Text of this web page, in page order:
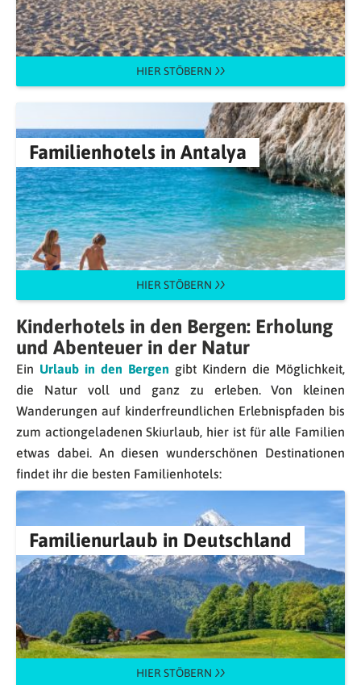
HIER STÖBERN
Familienhotels in Antalya
HIER STÖBERN
Kinderhotels in den Bergen: Erholung
und Abenteuer in der Natur
Ein Urlaub in den Bergen gibt Kindern die Möglichkeit,
die Natur voll und ganz zu erleben. Von kleinen
Wanderungen auf kinderfreundlichen Erlebnispfaden bis
zum actiongeladenen Skiurlaub, hier ist für alle Familien
etwas dabei. An diesen wunderschönen Destinationen
findet ihr die besten Familienhotels:
Familienurlaub in Deutschland
HIER STÖBERN